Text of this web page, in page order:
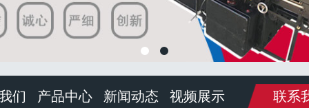
们 产品中心 新闻动态 视频展示 联系